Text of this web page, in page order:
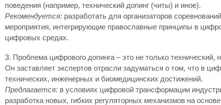
поведения (например, технический допинг (читы) и иное).
Рекомендуется: разработать для организаторов
мероприятия, интегрирующие православные принципы в
цифровых средах.
3. Проблема цифрового допинга – это не только
Он заставляет экспертов отрасли задуматься о том, что в
технических, инженерных и биомедицинских достижений.
Предлагается: в условиях цифровой трансформации
разработка новых, гибких регуляторных механизмов на